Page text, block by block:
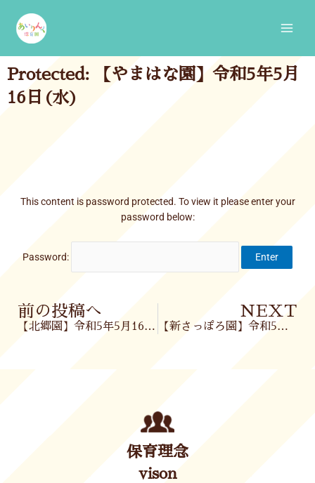
content
Protected: 【やまはな園】令和5年5月
16日(水)
This content is password protected. To view it please enter your
password below:
Password:
Prev
前の投稿へ
【北郷園】令和5年5月16日(火)
NEXT
【新さっぽろ園】令和5年5月17日(水)
保育理念
vison